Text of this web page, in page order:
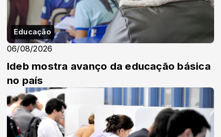
Educação
06/08/2026
Ideb mostra avanço da educação básica
no país